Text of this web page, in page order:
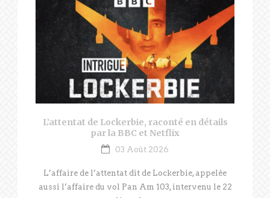
L’attentat de Lockerbie, raconté en détails
par la BBC et Netflix
03 Août 2026
L’affaire de l’attentat dit de Lockerbie, appelée
aussi l’affaire du vol Pan Am 103, intervenu le 22